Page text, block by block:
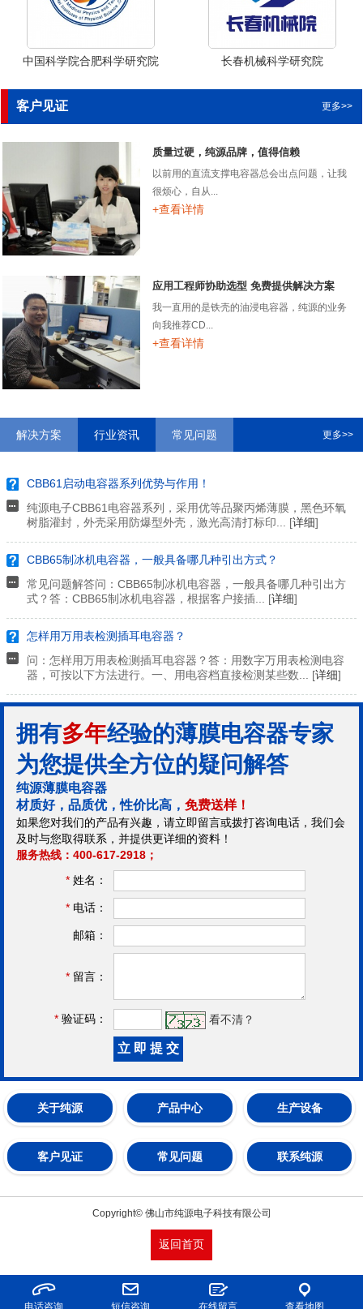
中国科学院合肥科学研究院 长春机械科学研究院
客户见证 更多>>
质量过硬，纯源品牌，值得信赖
以前用的直流支撑电容器总会出点问题，让我
很烦心，自从...
+查看详情
应用工程师协助选型 免费提供解决方案
我一直用的是铁壳的油浸电容器，纯源的业务
向我推荐CD...
+查看详情
解决方案 行业资讯 常见问题 更多>>
CBB61启动电容器系列优势与作用！
纯源电子CBB61电容器系列，采用优等品聚丙烯薄膜，黑色环氧
树脂灌封，外壳采用防爆型外壳，激光高清打标印... [详细]
CBB65制冰机电容器，一般具备哪几种引出方式？
常见问题解答问：CBB65制冰机电容器，一般具备哪几种引出方
式？答：CBB65制冰机电容器，根据客户接插... [详细]
怎样用万用表检测插耳电容器？
问：怎样用万用表检测插耳电容器？答：用数字万用表检测电容
器，可按以下方法进行。一、用电容档直接检测某些数... [详细]
拥有多年经验的薄膜电容器专家
为您提供全方位的疑问解答
纯源薄膜电容器
材质好，品质优，性价比高， 免费送样！
如果您对我们的产品有兴趣，请立即留言或拨打咨询电话，我们会
及时与您取得联系，并提供更详细的资料！
服务热线：400-617-2918；
* 姓名：
* 电话：
邮箱：
* 留言：
* 验证码： 看不清？
关于纯源 产品中心 生产设备
客户见证 常见问题 联系纯源
Copyright© 佛山市纯源电子科技有限公司
返回首页
电话咨询 短信咨询 在线留言 查看地图